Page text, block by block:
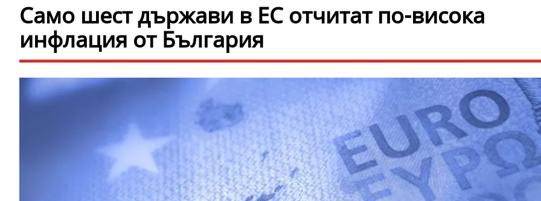
Само шест държави в ЕС отчитат по-висока
инфлация от България